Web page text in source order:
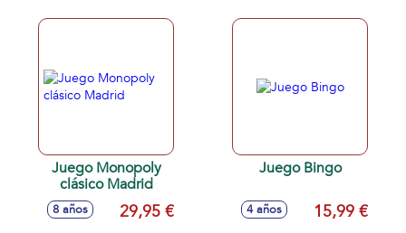
Juego Monopoly
clásico Madrid
8 años 29,95 €
Juego Bingo
4 años 15,99 €